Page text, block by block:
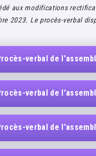
aux modifications
2023. Le procès-verbal
verbal de
verbal de
verbal de